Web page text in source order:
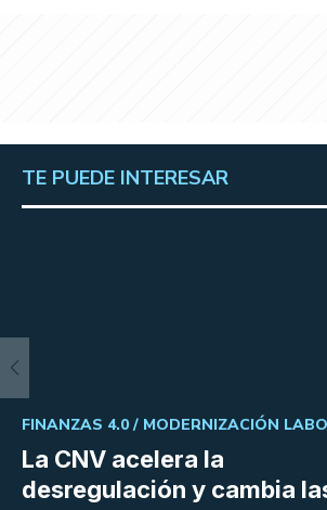
TE PUEDE INTERESAR
La CNV acelera la
desregulación y cambia
FINANZAS 4.0 / MODERNIZACIÓN